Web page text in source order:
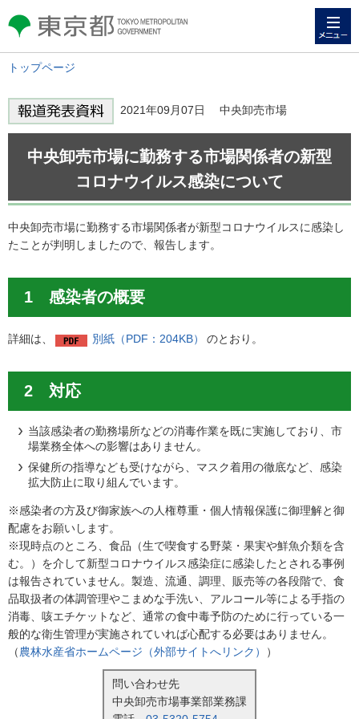
東京都 TOKYO METROPOLITAN
GOVERNMENT
トップページ
2021年09月07日 中央卸売市場
中央卸売市場に勤務する市場関係者の新型
コロナウイルス感染について
中央卸売市場に勤務する市場関係者が新型コロナウイルスに感染し
たことが判明しましたので、報告します。
1 感染者の概要
詳細は、 別紙（PDF：204KB） のとおり。
2 対応
当該感染者の勤務場所などの消毒作業を既に実施しており、市
場業務全体への影響はありません。
保健所の指導なども受けながら、マスク着用の徹底など、感染
拡大防止に取り組んでいます。
※感染者の方及び御家族への人権尊重・個人情報保護に御理解と御
配慮をお願いします。
※現時点のところ、食品（生で喫食する野菜・果実や鮮魚介類を含
む。）を介して新型コロナウイルス感染症に感染したとされる事例
は報告されていません。製造、流通、調理、販売等の各段階で、食
品取扱者の体調管理やこまめな手洗い、アルコール等による手指の
消毒、咳エチケットなど、通常の食中毒予防のために行っている一
般的な衛生管理が実施されていれば心配する必要はありません。
（農林水産省ホームページ（外部サイトへリンク） ）
問い合わせ先
中央卸売市場事業部業務課